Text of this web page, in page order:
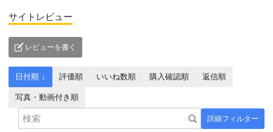
サイトレビュー
レビューを書く
詳細フィルター
日付順 ↓ 評価順 いいね数順 購入確認順 返信順
写真・動画付き順